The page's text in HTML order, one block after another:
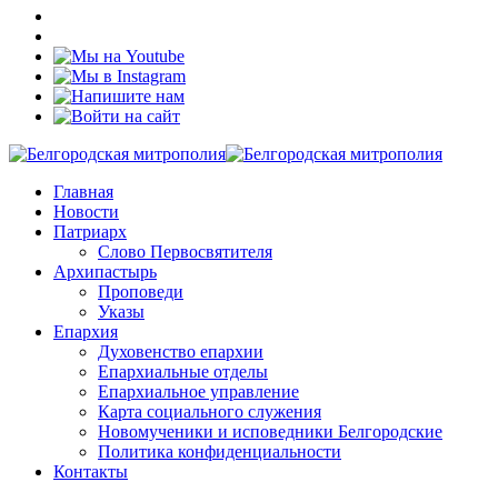
Главная
Новости
Патриарх
Слово Первосвятителя
Архипастырь
Проповеди
Указы
Епархия
Духовенство епархии
Епархиальные отделы
Епархиальное управление
Карта социального служения
Новомученики и исповедники Белгородские
Политика конфиденциальности
Контакты